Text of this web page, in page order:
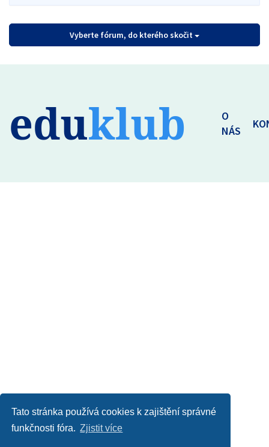
Tato stránka používá cookies k zajištění správné
funkčnosti fóra. Zjistit více
Vyberte fórum, do kterého skočit
eduklub
O
NÁS